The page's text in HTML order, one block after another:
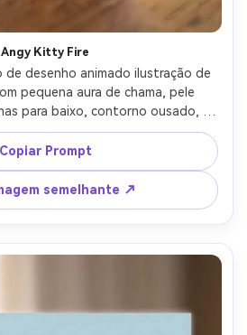
Angy Kitty Fire
desenho animado ilustração de
pequena aura de chama, pele
para baixo, contorno ousado,
fundo gradiente vermelho-laranja,
de quadrinhos, energia de
linha de corte de adesivo limpo,
de campo rasa, iluminação
suave-AR 4:5
Copiar Prompt
semelhante ↗